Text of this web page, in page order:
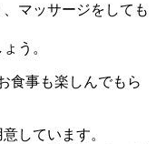
マッサージをしても
う。
食事も楽しんでもら
しています。